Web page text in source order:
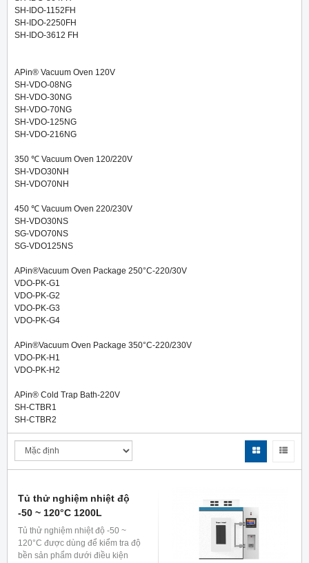
SH-IDO-1152FH
SH-IDO-2250FH
SH-IDO-3612 FH
APin® Vacuum Oven 120V
SH-VDO-08NG
SH-VDO-30NG
SH-VDO-70NG
SH-VDO-125NG
SH-VDO-216NG
350 ℃ Vacuum Oven 120/220V
SH-VDO30NH
SH-VDO70NH
450 ℃ Vacuum Oven 220/230V
SH-VDO30NS
SG-VDO70NS
SG-VDO125NS
APin®Vacuum Oven Package 250°C-220/30V
VDO-PK-G1
VDO-PK-G2
VDO-PK-G3
VDO-PK-G4
APin®Vacuum Oven Package 350°C-220/230V
VDO-PK-H1
VDO-PK-H2
APin® Cold Trap Bath-220V
SH-CTBR1
SH-CTBR2